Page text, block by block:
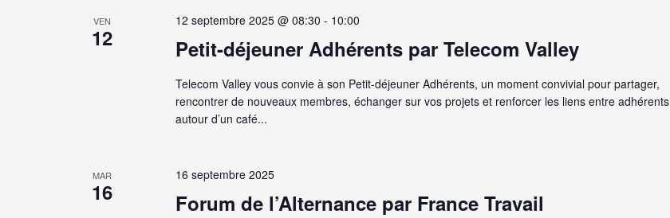
Évènements
mot-
clé.
VEN
12 Petit-déjeuner Adhérents par Telecom Valley
12 septembre 2025 @ 08:30 - 10:00
Telecom Valley vous convie à son Petit-déjeuner Adhérents, un moment convivial pour partager,
rencontrer de nouveaux membres, échanger sur vos projets et renforcer les liens entre adhérents
autour d’un café...
MAR
16 Forum de l’Alternance par France Travail
16 septembre 2025